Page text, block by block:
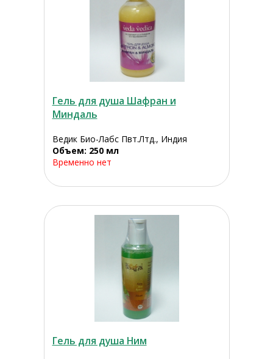
Гель для душа Шафран и
Миндаль
Ведик Био-Лабс Пвт.Лтд., Индия
Объем: 250 мл
Временно нет
Гель для душа Ним